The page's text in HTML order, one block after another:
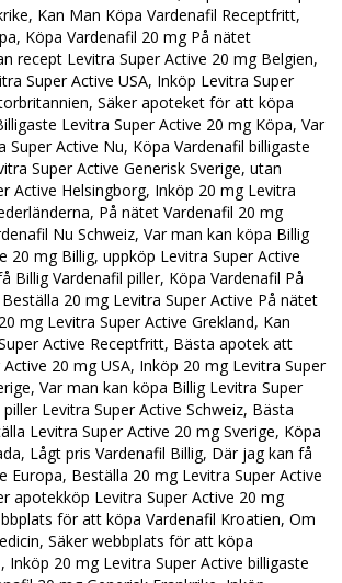
Kan Man Köpa Vardenafil Receptfritt,
Köpa Vardenafil 20 mg På nätet
recept Levitra Super Active 20 mg Belgien,
Super Active USA, Inköp Levitra Super
Säker apoteket för att köpa
Levitra Super Active 20 mg Köpa, Var
Super Active Nu, Köpa Vardenafil billigaste
Super Active Generisk Sverige, utan
Active Helsingborg, Inköp 20 mg Levitra
På nätet Vardenafil 20 mg
Nu Schweiz, Var man kan köpa Billig
20 mg Billig, uppköp Levitra Super Active
Billig Vardenafil piller, Köpa Vardenafil På
20 mg Levitra Super Active På nätet
mg Levitra Super Active Grekland, Kan
Active Receptfritt, Bästa apotek att
20 mg USA, Inköp 20 mg Levitra Super
Var man kan köpa Billig Levitra Super
Levitra Super Active Schweiz, Bästa
Levitra Super Active 20 mg Sverige, Köpa
Lågt pris Vardenafil Billig, Där jag kan få
Europa, Beställa 20 mg Levitra Super Active
apotekköp Levitra Super Active 20 mg
för att köpa Vardenafil Kroatien, Om
Säker webbplats för att köpa
Inköp 20 mg Levitra Super Active billigaste